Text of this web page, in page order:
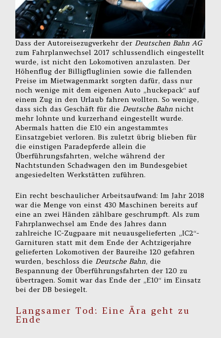
Dass der Autoreisezugverkehr der Deutschen Bahn AG
zum Fahrplanwechsel 2017 schlussendlich eingestellt
wurde, ist nicht den Lokomotiven anzulasten. Der
Höhenflug der Billigfluglinien sowie die fallenden
Preise im Mietwagenmarkt sorgten dafür, dass nur
noch wenige mit dem eigenen Auto „huckepack“ auf
einem Zug in den Urlaub fahren wollten. So wenige,
dass sich das Geschäft für die Deutsche Bahn nicht
mehr lohnte und kurzerhand eingestellt wurde.
Abermals hatten die E10 ein angestammtes
Einsatzgebiet verloren. Bis zuletzt übrig blieben für
die einstigen Paradepferde allein die
Überführungsfahrten, welche während der
Nachtstunden Schadwagen den im Bundesgebiet
angesiedelten Werkstätten zuführen.
Ein recht beschaulicher Arbeitsaufwand: Im Jahr 2018
war die Menge von einst 430 Maschinen bereits auf
eine an zwei Händen zählbare geschrumpft. Als zum
Fahrplanwechsel am Ende des Jahres dann
zahlreiche IC-Zugpaare mit neuausgelieferten „IC2“-
Garnituren statt mit dem Ende der Achtzigerjahre
gelieferten Lokomotiven der Baureihe 120 gefahren
wurden, beschloss die Deutsche Bahn, die
Bespannung der Überführungsfahrten der 120 zu
übertragen. Somit war das Ende der „E10“ im Einsatz
bei der DB besiegelt.
Langsamer Tod: Eine Ära geht zu
Ende